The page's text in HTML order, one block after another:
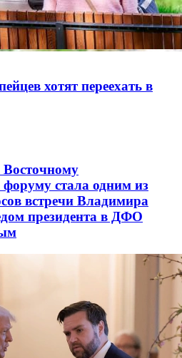
хотят переехать в
стала одним из
встречи Владимира
президента в ДФО